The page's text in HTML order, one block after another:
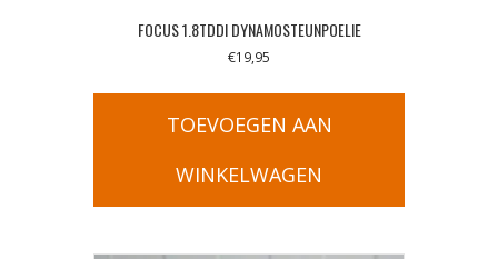
FOCUS 1.8TDDI DYNAMOSTEUNPOELIE
€19,95
TOEVOEGEN AAN
WINKELWAGEN